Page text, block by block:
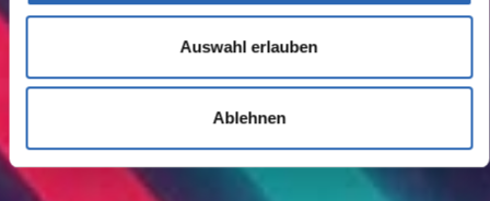
Auswahl erlauben
Ablehnen